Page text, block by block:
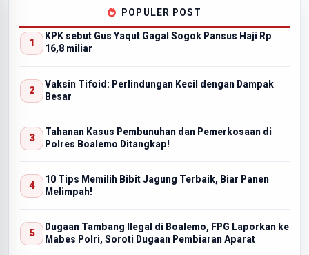
POPULER POST
KPK sebut Gus Yaqut Gagal Sogok Pansus Haji Rp
16,8 miliar
Vaksin Tifoid: Perlindungan Kecil dengan Dampak
Besar
Tahanan Kasus Pembunuhan dan Pemerkosaan di
Polres Boalemo Ditangkap!
10 Tips Memilih Bibit Jagung Terbaik, Biar Panen
Melimpah!
Dugaan Tambang Ilegal di Boalemo, FPG Laporkan ke
Mabes Polri, Soroti Dugaan Pembiaran Aparat